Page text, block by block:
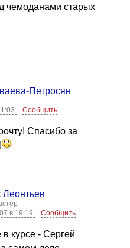
чемоданами старых
Петросян
Сообщить
Спасибо за
Леонтьев
в 19:19
Сообщить
курсе - Сергей